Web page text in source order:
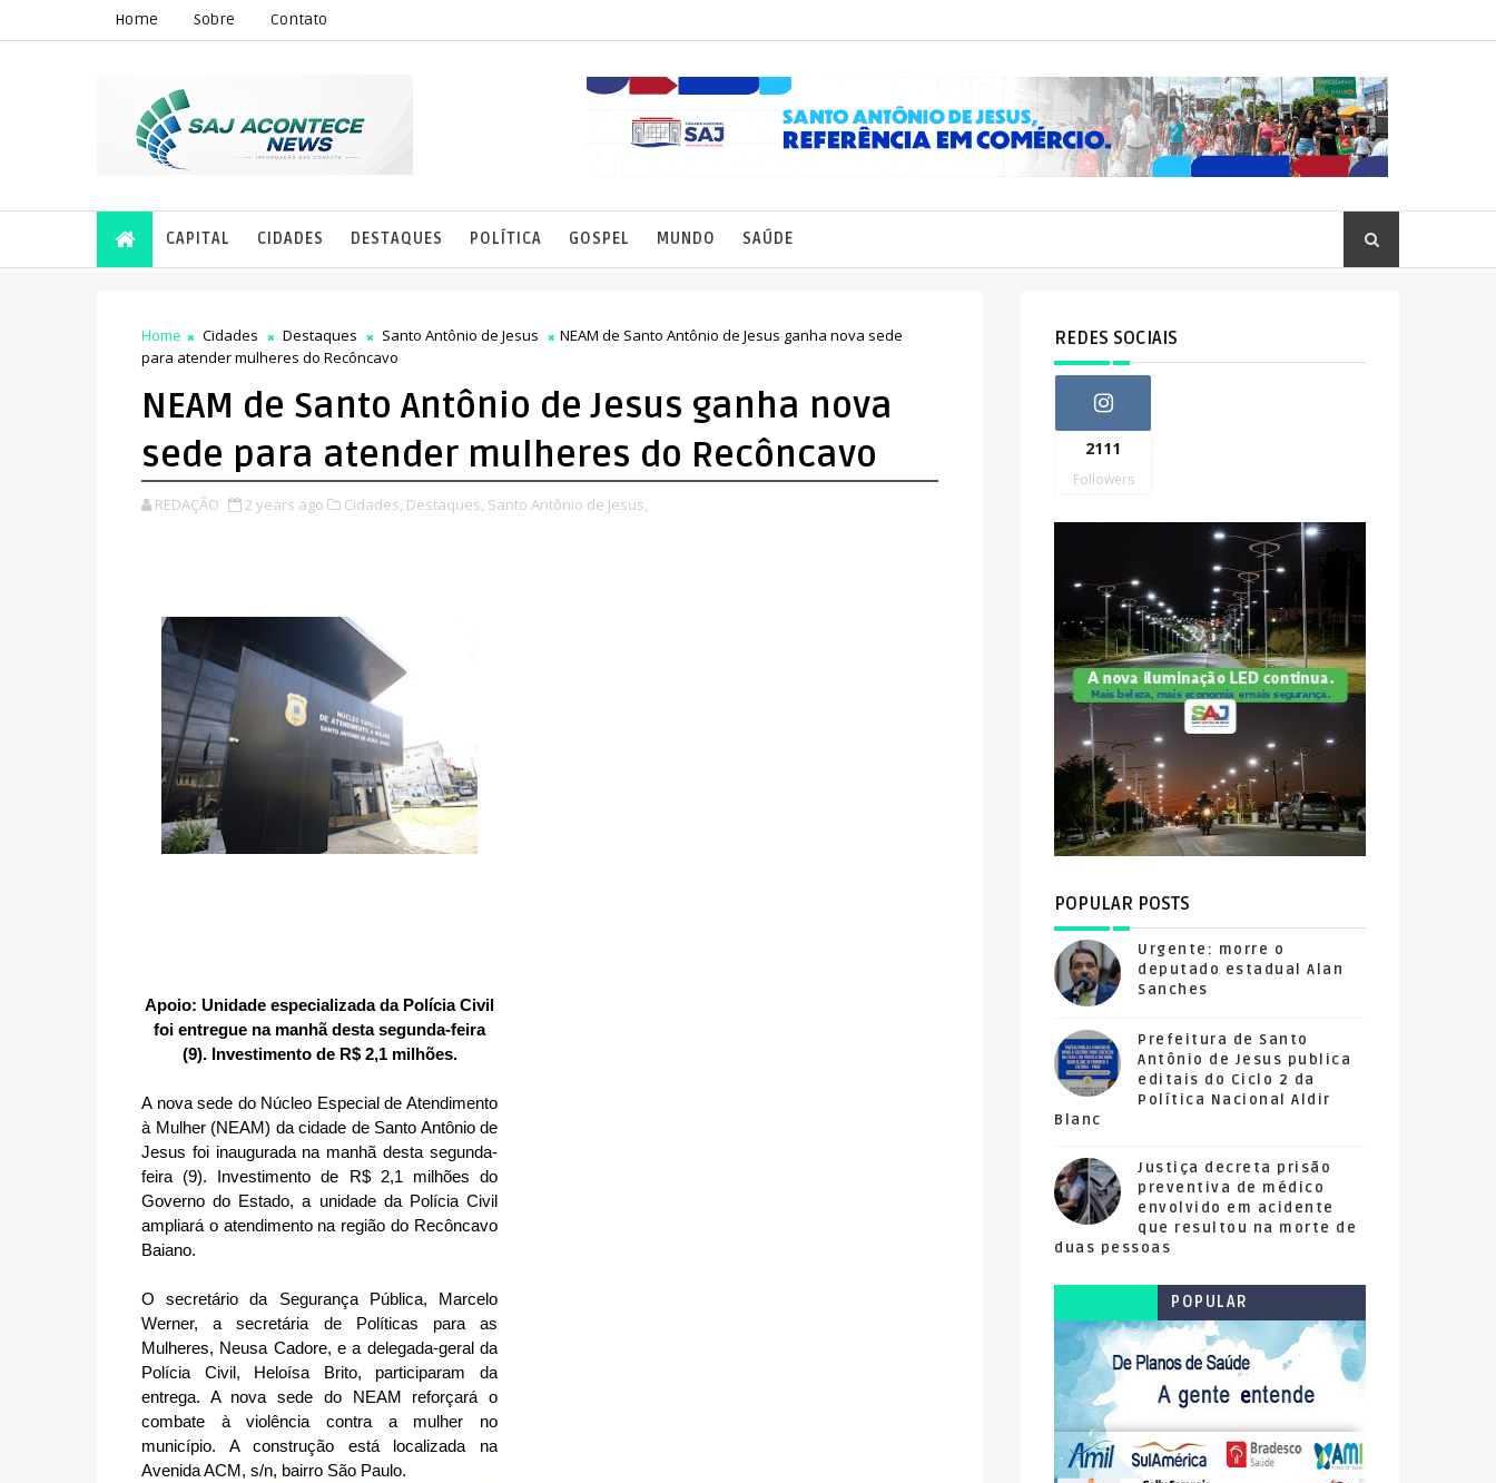
Home Sobre Contato
CAPITAL CIDADES DESTAQUES POLÍTICA GOSPEL MUNDO SAÚDE
Home Cidades Destaques Santo Antônio de Jesus
NEAM de Santo Antônio de Jesus ganha nova sede
para atender mulheres do Recôncavo
NEAM de Santo Antônio de Jesus ganha nova
sede para atender mulheres do Recôncavo
REDAÇÃO 2 years ago Cidades, Destaques, Santo Antônio de Jesus,
Apoio: Unidade especializada da Polícia Civil
foi entregue na manhã desta segunda-feira
(9). Investimento de R$ 2,1 milhões.
A nova sede do Núcleo Especial de Atendimento
à Mulher (NEAM) da cidade de Santo Antônio de
Jesus foi inaugurada na manhã desta segunda-
feira (9). Investimento de R$ 2,1 milhões do
Governo do Estado, a unidade da Polícia Civil
ampliará o atendimento na região do Recôncavo
Baiano.
O secretário da Segurança Pública, Marcelo
Werner, a secretária de Políticas para as
Mulheres, Neusa Cadore, e a delegada-geral da
Polícia Civil, Heloísa Brito, participaram da
entrega. A nova sede do NEAM reforçará o
combate à violência contra a mulher no
município. A construção está localizada na
Avenida ACM, s/n, bairro São Paulo.
REDES SOCIAIS
2111
Followers
POPULAR POSTS
Urgente: morre o
deputado estadual Alan
Sanches
Prefeitura de Santo
Antônio de Jesus publica
editais do Ciclo 2 da
Política Nacional Aldir
Blanc
Justiça decreta prisão
preventiva de médico
envolvido em acidente
que resultou na morte de
duas pessoas
POPULAR